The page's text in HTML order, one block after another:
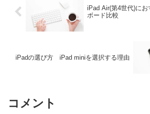
iPad Air(第4世代)に
ボード比較
iPadの選び方 iPad miniを選択する理由
コメント